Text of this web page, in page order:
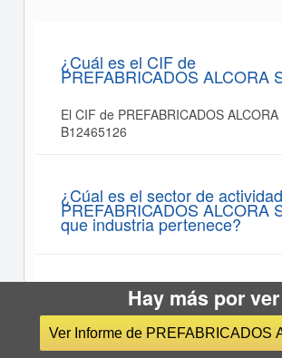
¿Cuál es el CIF de
PREFABRICADOS ALCORA
El CIF de PREFABRICADOS
B12465126
¿Cúal es el sector de
PREFABRICADOS ALCORA
que industria pertenece?
¿Dónde está la sede de
PREFABRICADOS ALCORA
Hay más por ver
Ver Informe de PREFABRICADOS